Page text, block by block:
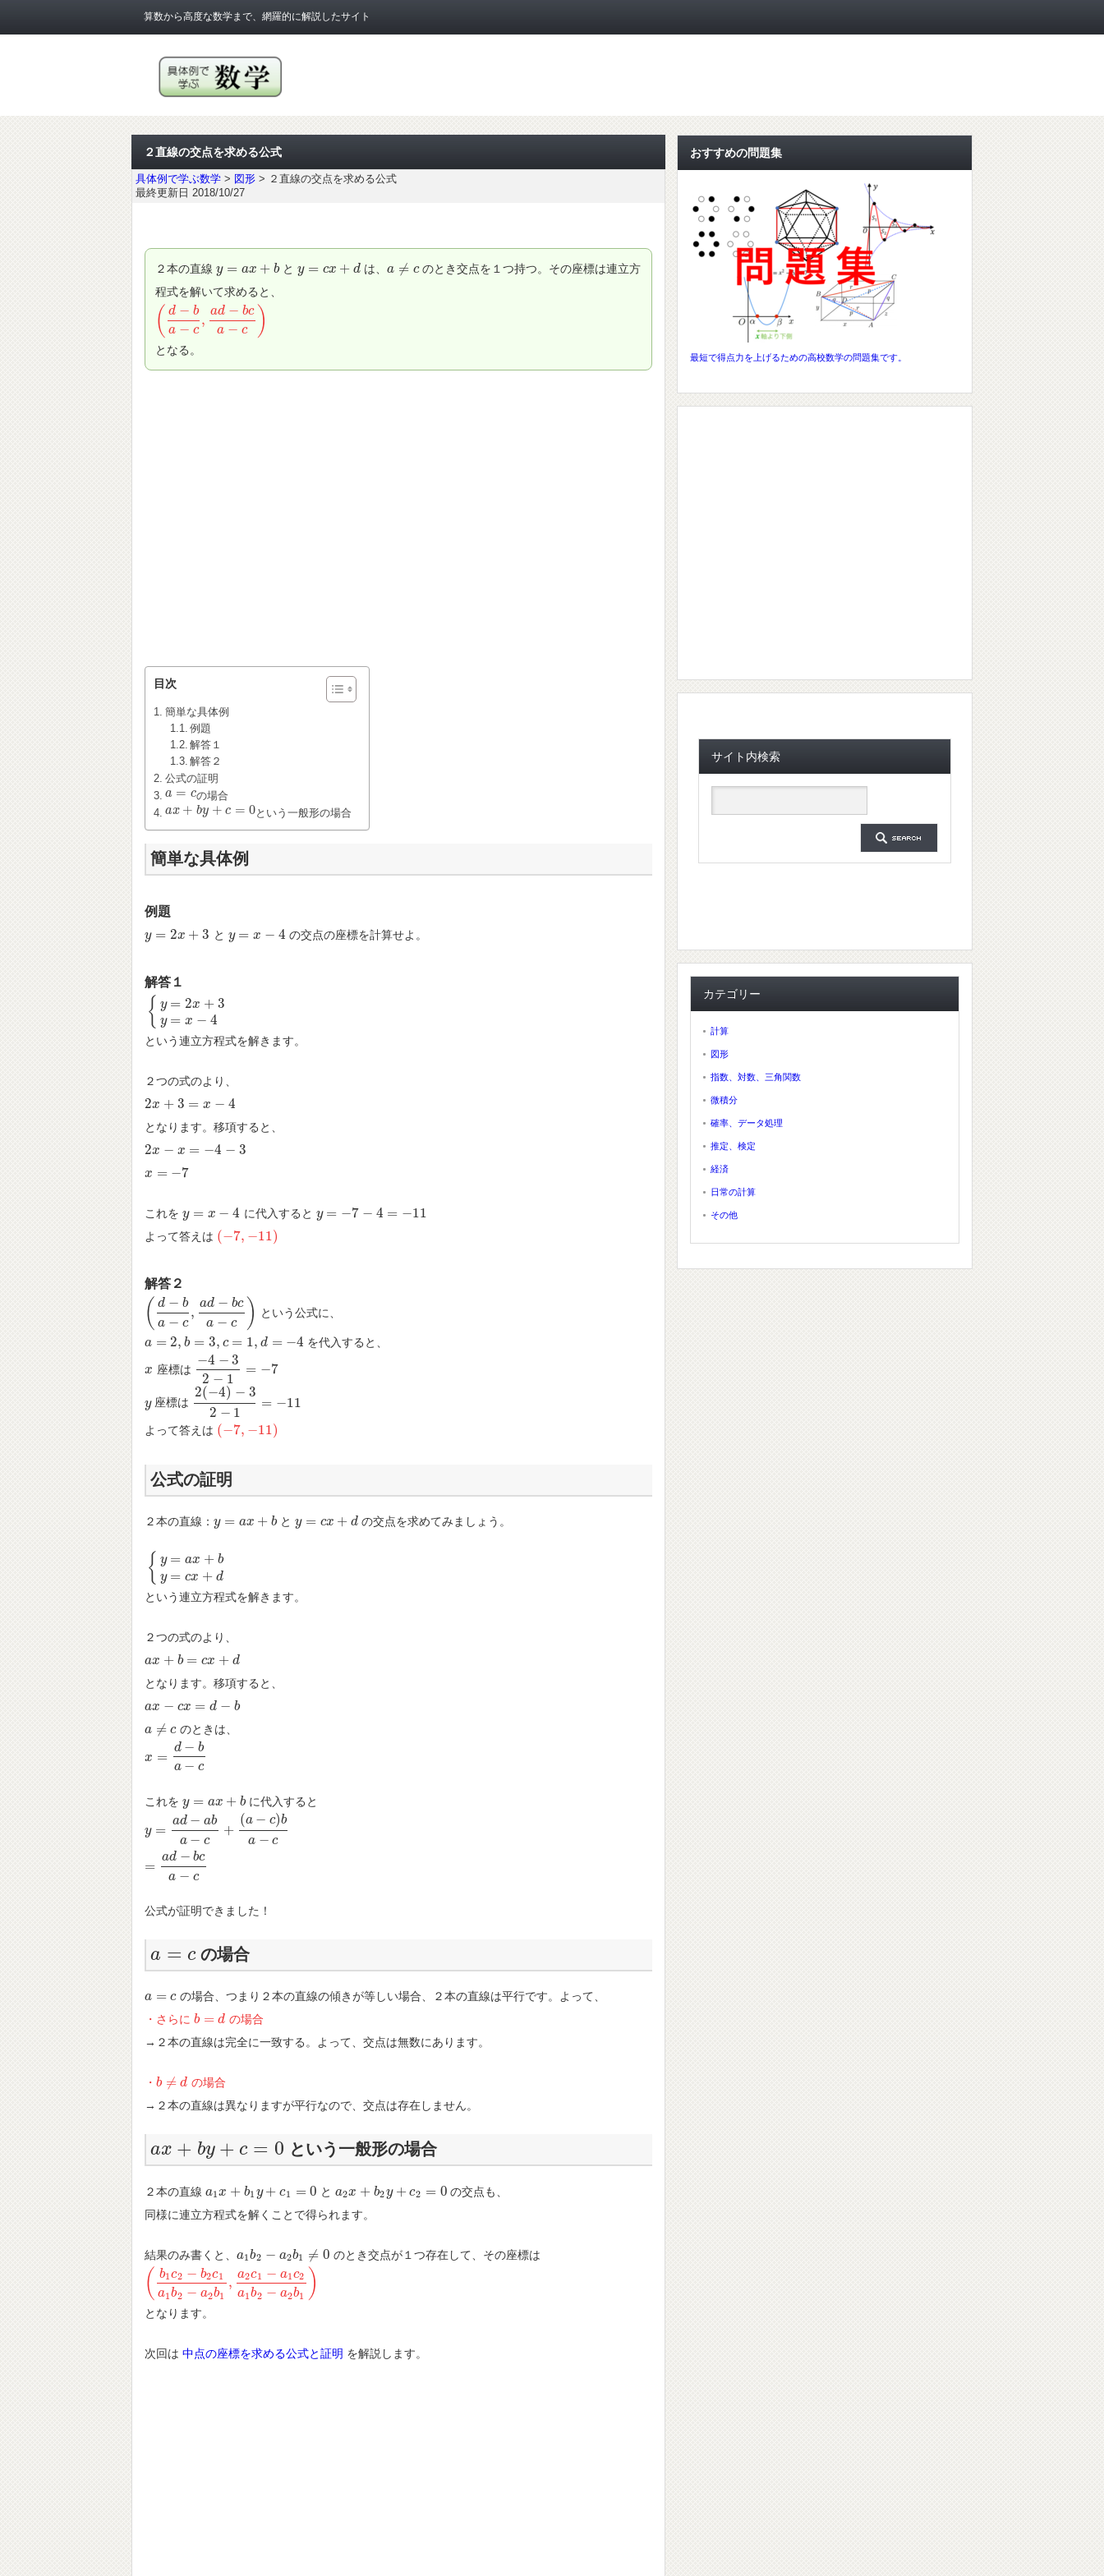
算数から高度な数学まで、網羅的に解説したサイト
２直線の交点を求める公式
具体例で学ぶ数学 > 図形 > ２直線の交点を求める公式
最終更新日 2018/10/27
２本の直線 y = ax + b
y=ax +b とy = cx + d
y=cx +d は、a ≠ c
a≠c
のとき交点を１つ持つ。その座標は連立方
程式を解いて求めると、
( d − b
a − c
,
ad − bc
a − c )
(d −ba−c,a d−bca−c)
となる。
目次
簡単な具体例
例題
解答１
解答２
公式の証明
a = c
a=c の場合
ax + by + c = 0
ax+ by +c=0 という一般形の場合
簡単な具体例
例題
y = 2x + 3
y=2x +3 と y = x − 4
y=x− 4 の交点の座標を計算せよ。
解答１
{ y = 2x + 3
y = x − 4
y =2 3y= − 4
という連立方程式を解きます。
２つの式のより、
2x + 3 = x − 4
2x+ 3= x− 4
となります。移項すると、
2x − x = −4 − 3
2x− x= −4 −3
x = −7
x= −7
これを y = x − 4
y=x− 4 に代入すると y = −7 − 4 = −11
y=−7 −4= −11
よって答えは (−7, −11)
( −7,− 11)
解答２
( d − b
a − c
,
ad − bc
a − c )
(d −ba−c,a d−bca−c) という公式に、
a = 2, b = 3, c = 1, d = −4
a=2, b= 3, c=1,d =− 4 を代入すると、
x
x 座標は
−4 − 3
2 − 1
= −7
−4−32−1 =−7
y
y座標は
2(−4) − 3
2 − 1
= −11
2(−4)−32−1= −11
よって答えは (−7, −11)
( −7,− 11)
公式の証明
２本の直線： y = ax + b
y=ax +b とy = cx + d
y=cx +d の交点を求めてみましょう。
{ y = ax + b
y = cx + d
y =a x d
という連立方程式を解きます。
２つの式のより、
ax + b = cx + d
ax+ b= cx+d
となります。移項すると、
ax − cx = d − b
ax− cx =d− b
a ≠ c
a≠c のときは、
x =
d − b
a − c
x= d− ba−c
これを y = ax + b
y=ax +b に代入すると
y =
ad − ab
a − c
+
(a − c)b
a − c
=
ad − bc
a − c
y=ad −aba−c+( a−c )ba−c=ad
公式が証明できました！
a = c
a=c の場合
a = c
a=c
の場合、つまり２本の直線の傾きが等しい場合、２本の直線は平行です。よって、
・さらに b = d
b =d
の場合
→２本の直線は完全に一致する。よって、交点は無数にあります。
・ b ≠ d
b ≠d
の場合
→２本の直線は異なりますが平行なので、交点は存在しません。
ax + by + c = 0
ax+ by +c=0 という一般形の場合
２本の直線 a1x + b1 y + c1 = 0
a1x+ b1 y+ c1=0 とa2x + b2y + c2 = 0
a2x+b2y+c2=0
の交点も、
同様に連立方程式を解くことで得られます。
結果のみ書くと、 a1b2 − a2b1 ≠ 0
a1b2 −a 2b1≠ のとき交点が１つ存在して、その座標は
( b1c2 − b2c1
a1 b2 − a2b1
,
a2c1 − a1c2
a1 b2 − a2b1 )
(b 1c2−b2c1a1b2 −a2b1,a2c1−a c
となります。
次回は 中点の座標を求める公式と証明 を解説します。
おすすめの問題集
最短で得点力を上げるための高校数学の問題集です。
サイト内検索
カテゴリー
計算
図形
指数、対数、三角関数
微積分
確率、データ処理
推定、検定
経済
日常の計算
その他